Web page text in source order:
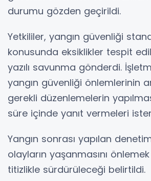
durumu gözden geçirildi.
Yetkililer, yangın güvenliği
konusunda eksiklikler tespit
yazılı savunma gönderdi.
yangın güvenliği önlemlerinin
gerekli düzenlemelerin
süre içinde yanıt vermeleri
Yangın sonrası yapılan
olayların yaşanmasını
titizlikle sürdürüleceği belirtildi.